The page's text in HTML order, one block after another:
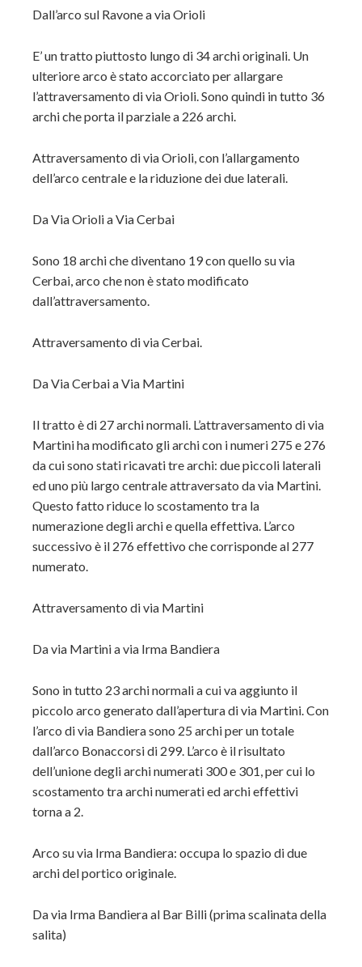
Dall’arco sul Ravone a via Orioli
E’ un tratto piuttosto lungo di 34 archi originali. Un
ulteriore arco è stato accorciato per allargare
l’attraversamento di via Orioli. Sono quindi in tutto 36
archi che porta il parziale a 226 archi.
Attraversamento di via Orioli, con l’allargamento
dell’arco centrale e la riduzione dei due laterali.
Da Via Orioli a Via Cerbai
Sono 18 archi che diventano 19 con quello su via
Cerbai, arco che non è stato modificato
dall’attraversamento.
Attraversamento di via Cerbai.
Da Via Cerbai a Via Martini
Il tratto è di 27 archi normali. L’attraversamento di via
Martini ha modificato gli archi con i numeri 275 e 276
da cui sono stati ricavati tre archi: due piccoli laterali
ed uno più largo centrale attraversato da via Martini.
Questo fatto riduce lo scostamento tra la
numerazione degli archi e quella effettiva. L’arco
successivo è il 276 effettivo che corrisponde al 277
numerato.
Attraversamento di via Martini
Da via Martini a via Irma Bandiera
Sono in tutto 23 archi normali a cui va aggiunto il
piccolo arco generato dall’apertura di via Martini. Con
l’arco di via Bandiera sono 25 archi per un totale
dall’arco Bonaccorsi di 299. L’arco è il risultato
dell’unione degli archi numerati 300 e 301, per cui lo
scostamento tra archi numerati ed archi effettivi
torna a 2.
Arco su via Irma Bandiera: occupa lo spazio di due
archi del portico originale.
Da via Irma Bandiera al Bar Billi (prima scalinata della
salita)